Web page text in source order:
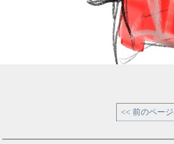
<< 前のペー